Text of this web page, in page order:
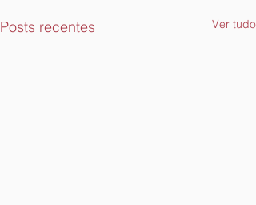
Posts recentes Ver tudo